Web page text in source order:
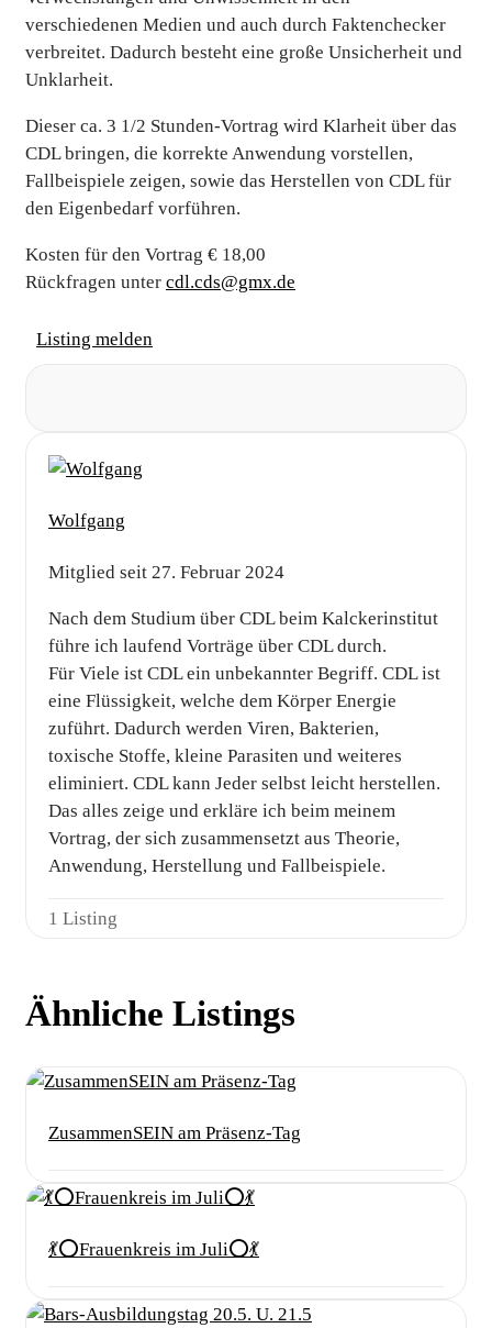
verschiedenen Medien und auch durch Faktenchecker
verbreitet. Dadurch besteht eine große Unsicherheit und
Unklarheit.
Dieser ca. 3 1/2 Stunden-Vortrag wird Klarheit über das
CDL bringen, die korrekte Anwendung vorstellen,
Fallbeispiele zeigen, sowie das Herstellen von CDL für
den Eigenbedarf vorführen.
Kosten für den Vortrag € 18,00
Rückfragen unter cdl.cds@gmx.de
Listing melden
Wolfgang
Mitglied seit 27. Februar 2024
Nach dem Studium über CDL beim Kalckerinstitut
führe ich laufend Vorträge über CDL durch.
Für Viele ist CDL ein unbekannter Begriff. CDL ist
eine Flüssigkeit, welche dem Körper Energie
zuführt. Dadurch werden Viren, Bakterien,
toxische Stoffe, kleine Parasiten und weiteres
eliminiert. CDL kann Jeder selbst leicht herstellen.
Das alles zeige und erkläre ich beim meinem
Vortrag, der sich zusammensetzt aus Theorie,
Anwendung, Herstellung und Fallbeispiele.
1 Listing
Ähnliche Listings
ZusammenSEIN am Präsenz-Tag
💃⭕️Frauenkreis im Juli⭕️💃